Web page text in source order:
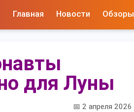
Главная Новости Обзоры
для Луны
📅 2 апреля 2026